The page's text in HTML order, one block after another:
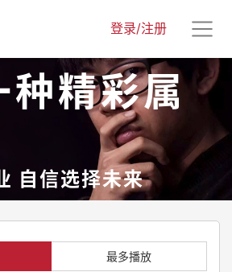
登录/注册
种精彩属
自信选择未来
最多播放